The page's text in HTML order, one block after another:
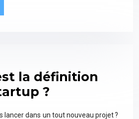
la définition
?
lancer dans un tout nouveau projet ?